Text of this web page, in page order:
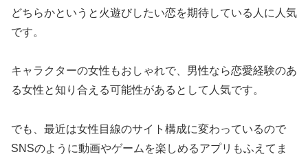
どちらかというと火遊びしたい恋を期待している人に人気
です。
キャラクターの女性もおしゃれで、男性なら恋愛経験のあ
る女性と知り合える可能性があるとして人気です。
でも、最近は女性目線のサイト構成に変わっているので
SNSのように動画やゲームを楽しめるアプリもふえてま